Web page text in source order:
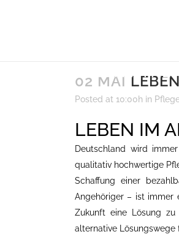
LEBEN IM
02 MAI
Posted at 10:00h in
LEBEN IM
Deutschland wird
qualitativ hochwertige
Schaffung einer
Angehöriger – ist immer
Zukunft eine Lösung
alternative